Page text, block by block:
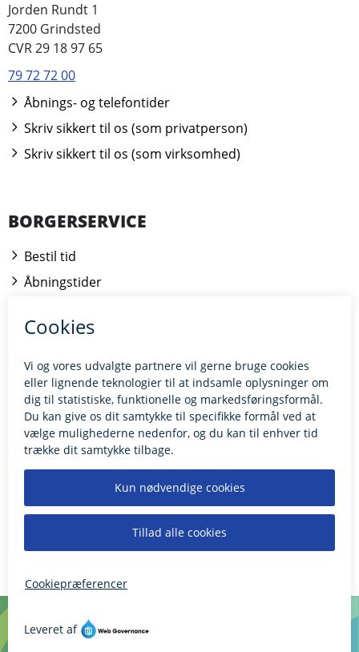
Jorden Rundt 1
7200 Grindsted
CVR 29 18 97 65
79 72 72 00
Åbnings- og telefontider
Skriv sikkert til os (som privatperson)
Skriv sikkert til os (som virksomhed)
BORGERSERVICE
Bestil tid
Åbningstider
Kontakt borgerrådgiveren
BILLUND.DK
Tilgængelighedserklæring
Giv feedback til hjemmesiden